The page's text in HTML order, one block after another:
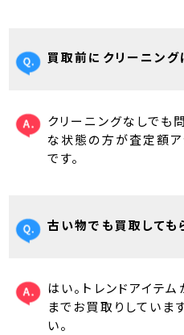
買取前にクリーニング
クリーニングなしでも
な状態の方が査定額
です。
古い物でも買取しても
はい。トレンドアイテ
までお買取りしていま
い。